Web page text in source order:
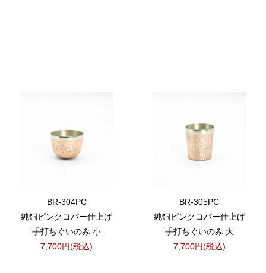
BR-304PC
純銅ピンクコパー仕上げ
手打ちぐいのみ 小
7,700円(税込)
BR-305PC
純銅ピンクコパー仕上げ
手打ちぐいのみ 大
7,700円(税込)